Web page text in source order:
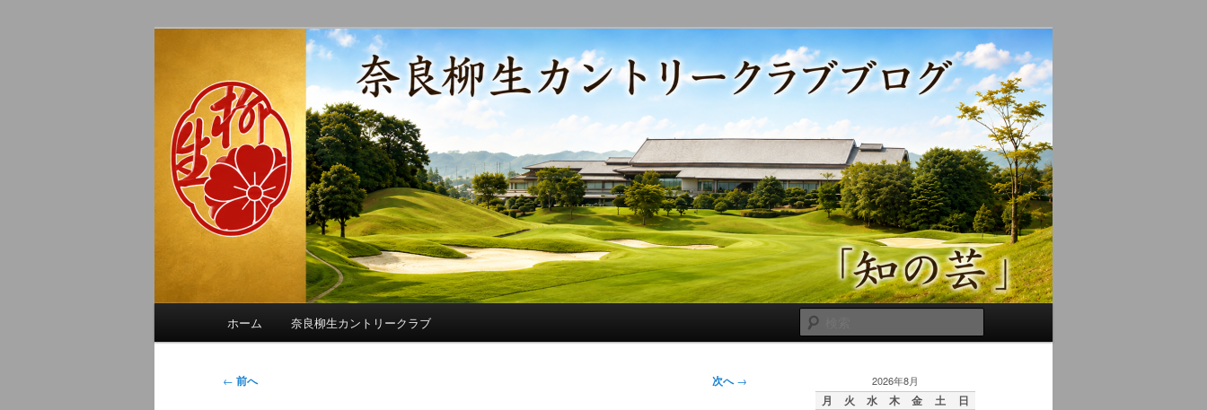
奈良柳生カントリークラブ総支配人ブログ
季節の話題、クラブの出来事、コースの改修・更新作業、ゴルフに関する随筆、喜怒哀楽などを気まぐ
れに発信します。
索
ホーム 奈良柳生カントリークラブ
投
← 前へ 次へ→ 2026年8月
月 火 水 木 金 土 日